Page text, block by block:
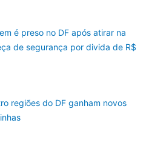
é preso no DF após atirar na
de segurança por divida de R$
regiões do DF ganham novos